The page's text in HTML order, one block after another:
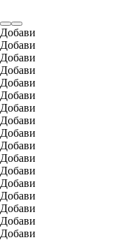
Добави
Добави
Добави
Добави
Добави
Добави
Добави
Добави
Добави
Добави
Добави
Добави
Добави
Добави
Добави
Добави
Добави